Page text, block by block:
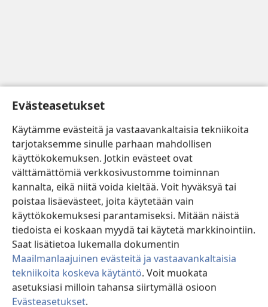
tarjotaksemme sinulle parhaan mahdollisen
käyttökokemuksen. Jotkin evästeet ovat
kannalta, eikä niitä voida kieltää. Voit hyväksyä tai
poistaa lisäevästeet, joita käytetään vain
käyttökokemuksesi parantamiseksi. Mitään näistä
tiedoista ei koskaan myydä tai käytetä markkinointiin.
Saat lisätietoa lukemalla dokumentin
Maailmanlaajuinen evästeitä ja vastaavankaltaisia
tekniikoita koskeva käytäntö. Voit muokata
asetuksiasi milloin tahansa siirtymällä osioon
Evästeasetukset.
Hyväksy Poista Muokkaa